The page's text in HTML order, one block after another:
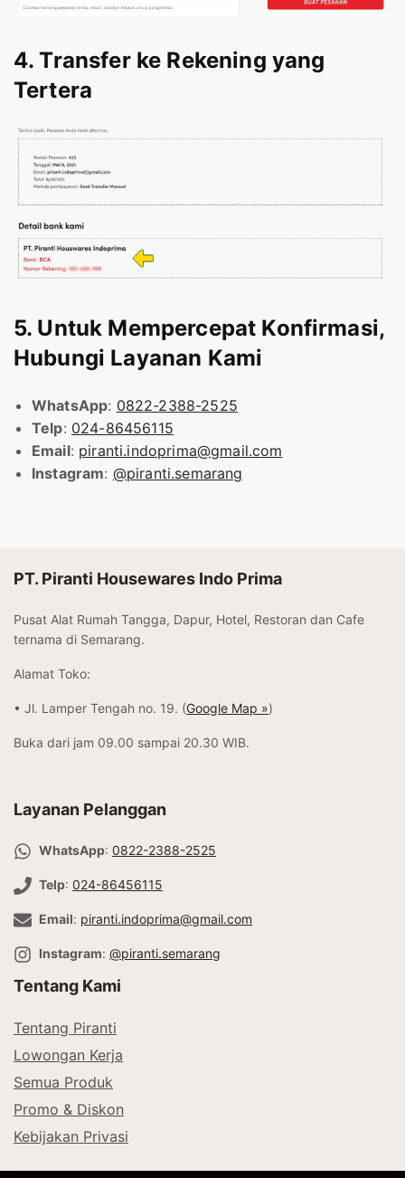
4. Transfer ke Rekening yang
Tertera
5. Untuk Mempercepat Konfirmasi,
Hubungi Layanan Kami
WhatsApp: 0822-2388-2525
Telp: 024-86456115
Email: piranti.indoprima@gmail.com
Instagram: @piranti.semarang
PT. Piranti Housewares Indo Prima
Pusat Alat Rumah Tangga, Dapur, Hotel, Restoran dan Cafe
ternama di Semarang.
Alamat Toko:
• Jl. Lamper Tengah no. 19. (Google Map »)
Buka dari jam 09.00 sampai 20.30 WIB.
Layanan Pelanggan
WhatsApp:0822-2388-2525
Telp:024-86456115
Email: piranti.indoprima@gmail.com
Instagram:@piranti.semarang
Tentang Kami
Tentang Piranti
Lowongan Kerja
Semua Produk
Promo & Diskon
Kebijakan Privasi